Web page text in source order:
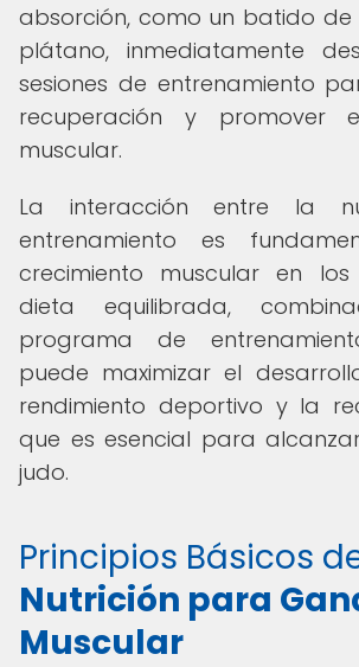
absorción, como un batido
plátano, inmediatamente
sesiones de entrenamiento
recuperación y promover
muscular.
La interacción entre la
entrenamiento es
crecimiento muscular en los
dieta equilibrada,
programa de
puede maximizar el
rendimiento deportivo y la
que es esencial para
judo.
Principios Básicos
Nutrición para
Muscular